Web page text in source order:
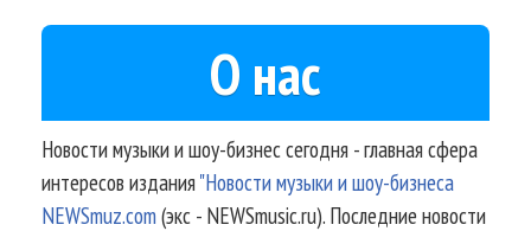
О нас
Новости музыки и шоу-бизнес сегодня - главная сфера
интересов издания"Новости музыки и шоу-бизнеса
NEWSmuz.com(экс - NEWSmusic.ru). Последние новости